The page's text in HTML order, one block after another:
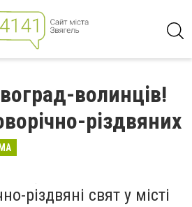
волинців!
різдвяних
різдвяні свят у місті